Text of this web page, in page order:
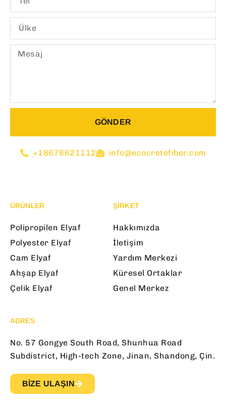
GÖNDER
+18678621112 info@ecocretefiber.com
ÜRÜNLER
Polipropilen Elyaf
Polyester Elyaf
Cam Elyaf
Ahşap Elyaf
Çelik Elyaf
ŞİRKET
Hakkımızda
İletişim
Yardım Merkezi
Küresel Ortaklar
Genel Merkez
ADRES
No. 57 Gongye South Road, Shunhua Road
Subdistrict, High-tech Zone, Jinan, Shandong, Çin.
BIZE ULAŞIN